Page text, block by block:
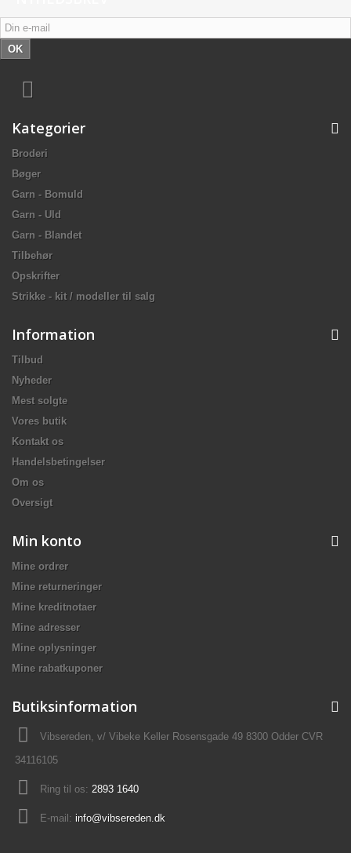
OK
Kategorier
Broderi
Bøger
Garn - Bomuld
Garn - Uld
Garn - Blandet
Tilbehør
Opskrifter
Strikke - kit / modeller til salg
Information
Tilbud
Nyheder
Mest solgte
Vores butik
Kontakt os
Handelsbetingelser
Om os
Oversigt
Min konto
Mine ordrer
Mine returneringer
Mine kreditnotaer
Mine adresser
Mine oplysninger
Mine rabatkuponer
Butiksinformation
Vibsereden, v/ Vibeke Keller Rosensgade 49 8300 Odder CVR
34116105
Ring til os: 2893 1640
E-mail: info@vibsereden.dk